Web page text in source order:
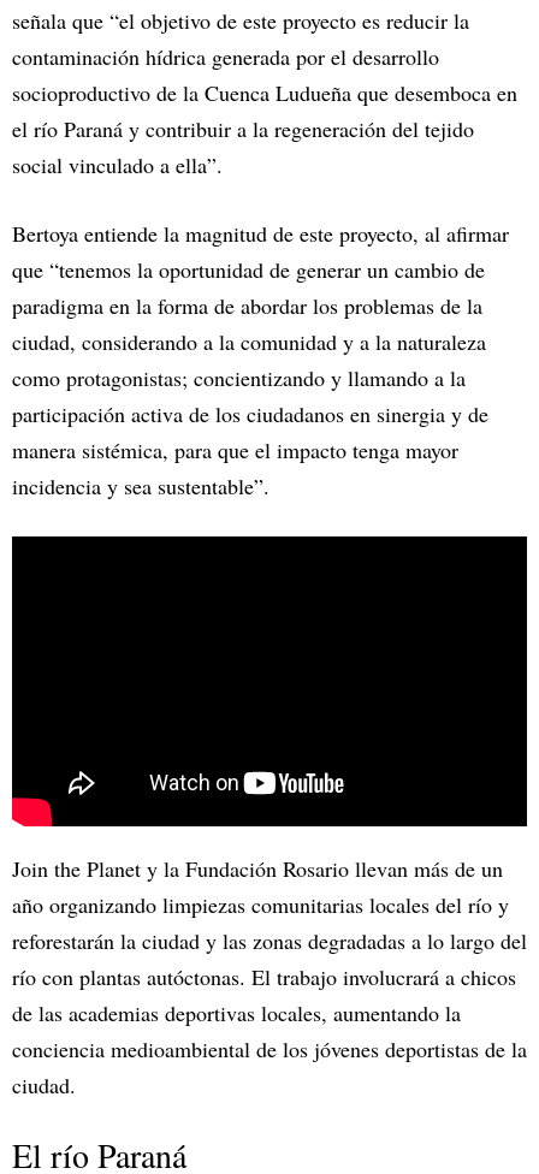
señala que “el objetivo de este proyecto es reducir la
contaminación hídrica generada por el desarrollo
socioproductivo de la Cuenca Ludueña que desemboca en
el río Paraná y contribuir a la regeneración del tejido
social vinculado a ella”.
Bertoya entiende la magnitud de este proyecto, al afirmar
que “tenemos la oportunidad de generar un cambio de
paradigma en la forma de abordar los problemas de la
ciudad, considerando a la comunidad y a la naturaleza
como protagonistas; concientizando y llamando a la
participación activa de los ciudadanos en sinergia y de
manera sistémica, para que el impacto tenga mayor
incidencia y sea sustentable”.
Join the Planet y la Fundación Rosario llevan más de un
año organizando limpiezas comunitarias locales del río y
reforestarán la ciudad y las zonas degradadas a lo largo del
río con plantas autóctonas. El trabajo involucrará a chicos
de las academias deportivas locales, aumentando la
conciencia medioambiental de los jóvenes deportistas de la
ciudad.
El río Paraná